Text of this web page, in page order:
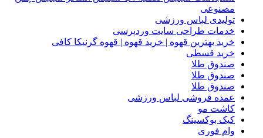
مصنوعی
تولیدی لباس ورزشی
خدمات طراحی سایت وردپرسی
خرید بهترین قهوه | خرید قهوه | قهوه گرنیکا کافی
خرید قسطی
صندوق طلا
صندوق طلا
صندوق طلا
عمده فروشی لباس ورزشی
کاشت مو
کیک بوکسینگ
وام فوری